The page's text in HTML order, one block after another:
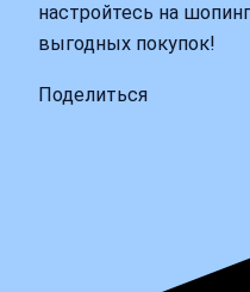
настройтесь на
выгодных покупок!
Поделиться